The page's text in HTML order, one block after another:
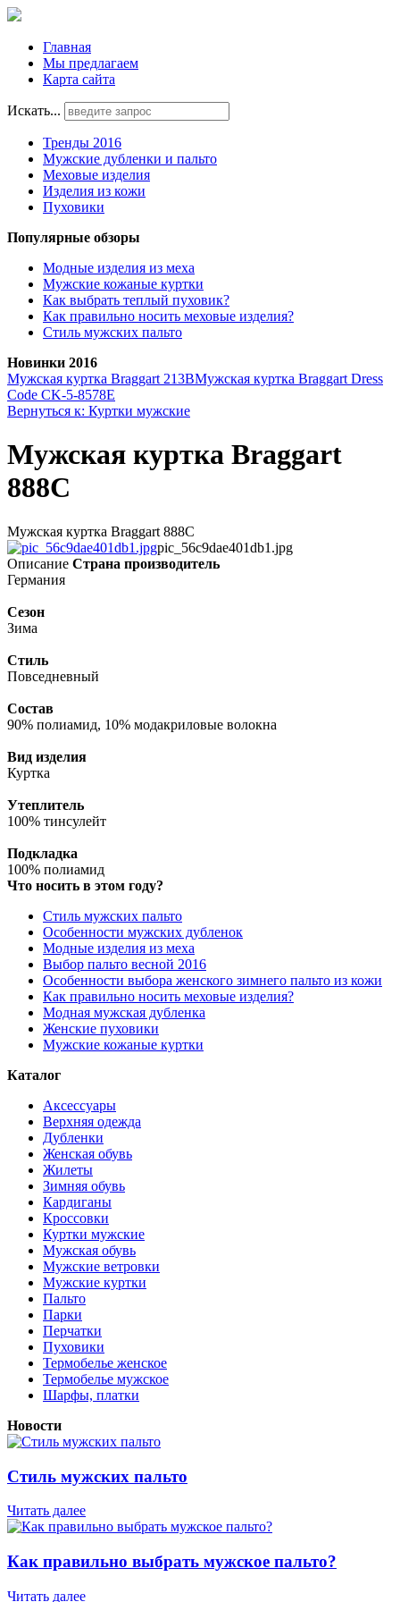
Главная
Мы предлагаем
Карта сайта
Искать...
Тренды 2016
Мужские дубленки и пальто
Меховые изделия
Изделия из кожи
Пуховики
Популярные обзоры
Модные изделия из меха
Мужские кожаные куртки
Как выбрать теплый пуховик?
Как правильно носить меховые изделия?
Стиль мужских пальто
Новинки 2016
Мужская куртка Braggart 213BМужская куртка Braggart Dress
Code CK-5-8578E
Вернуться к: Куртки мужские
Мужская куртка Braggart
888C
Мужская куртка Braggart 888C
pic_56c9dae401db1.jpg
Описание Страна производитель
Германия
Сезон
Зима
Стиль
Повседневный
Состав
90% полиамид, 10% модакриловые волокна
Вид изделия
Куртка
Утеплитель
100% тинсулейт
Подкладка
100% полиамид
Что носить в этом году?
Стиль мужских пальто
Особенности мужских дубленок
Модные изделия из меха
Выбор пальто весной 2016
Особенности выбора женского зимнего пальто из кожи
Как правильно носить меховые изделия?
Модная мужская дубленка
Женские пуховики
Мужские кожаные куртки
Каталог
Аксессуары
Верхняя одежда
Дубленки
Женская обувь
Жилеты
Зимняя обувь
Кардиганы
Кроссовки
Куртки мужские
Мужская обувь
Мужские ветровки
Мужские куртки
Пальто
Парки
Перчатки
Пуховики
Термобелье женское
Термобелье мужское
Шарфы, платки
Новости
Стиль мужских пальто
Читать далее
Как правильно выбрать мужское пальто?
Читать далее